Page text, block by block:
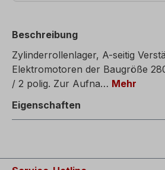
Beschreibung
Zylinderrollenlager, A-seitig
Elektromotoren der Baugröße
/ 2 polig. Zur Aufna… Mehr
Eigenschaften